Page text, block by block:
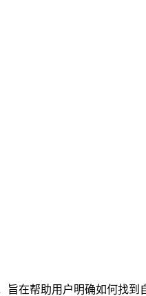
在帮助用户明确如何找到